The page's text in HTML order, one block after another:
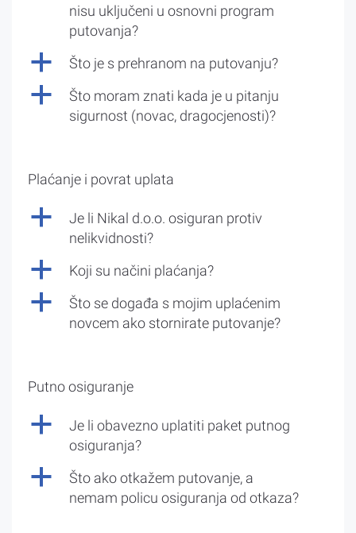
nisu uključeni u osnovni program
putovanja?
a Što je s prehranom na putovanju?
a
Što moram znati kada je u pitanju
sigurnost (novac, dragocjenosti)?
Plaćanje i povrat uplata
a
Je li Nikal d.o.o. osiguran protiv
nelikvidnosti?
a Koji su načini plaćanja?
a
Što se događa s mojim uplaćenim
novcem ako stornirate putovanje?
Putno osiguranje
a
Je li obavezno uplatiti paket putnog
osiguranja?
a
Što ako otkažem putovanje, a
nemam policu osiguranja od otkaza?